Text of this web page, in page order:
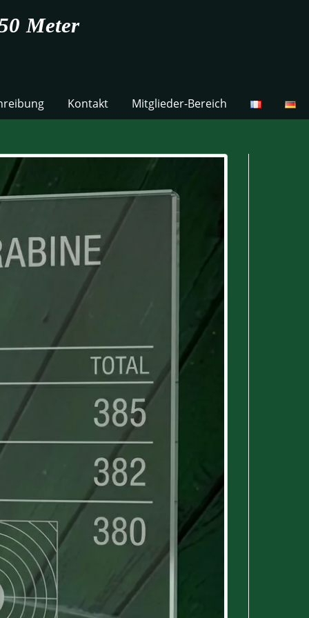
Meter
Kontakt Mitglieder-Bereich